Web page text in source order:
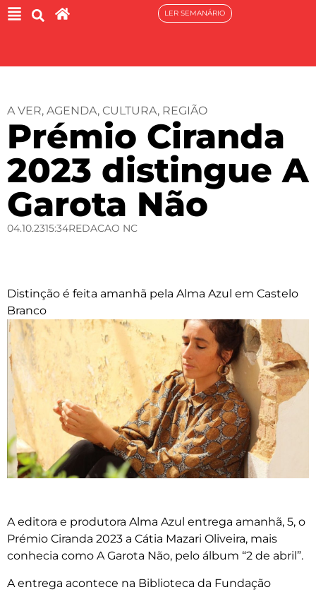
LER SEMANÁRIO
A VER, AGENDA, CULTURA, REGIÃO
Prémio Ciranda
2023 distingue A
Garota Não
04.10.2315:34REDACAO NC
Distinção é feita amanhã pela Alma Azul em Castelo
Branco
A editora e produtora Alma Azul entrega amanhã, 5, o
Prémio Ciranda 2023 a Cátia Mazari Oliveira, mais
conhecia como A Garota Não, pelo álbum “2 de abril”.
A entrega acontece na Biblioteca da Fundação